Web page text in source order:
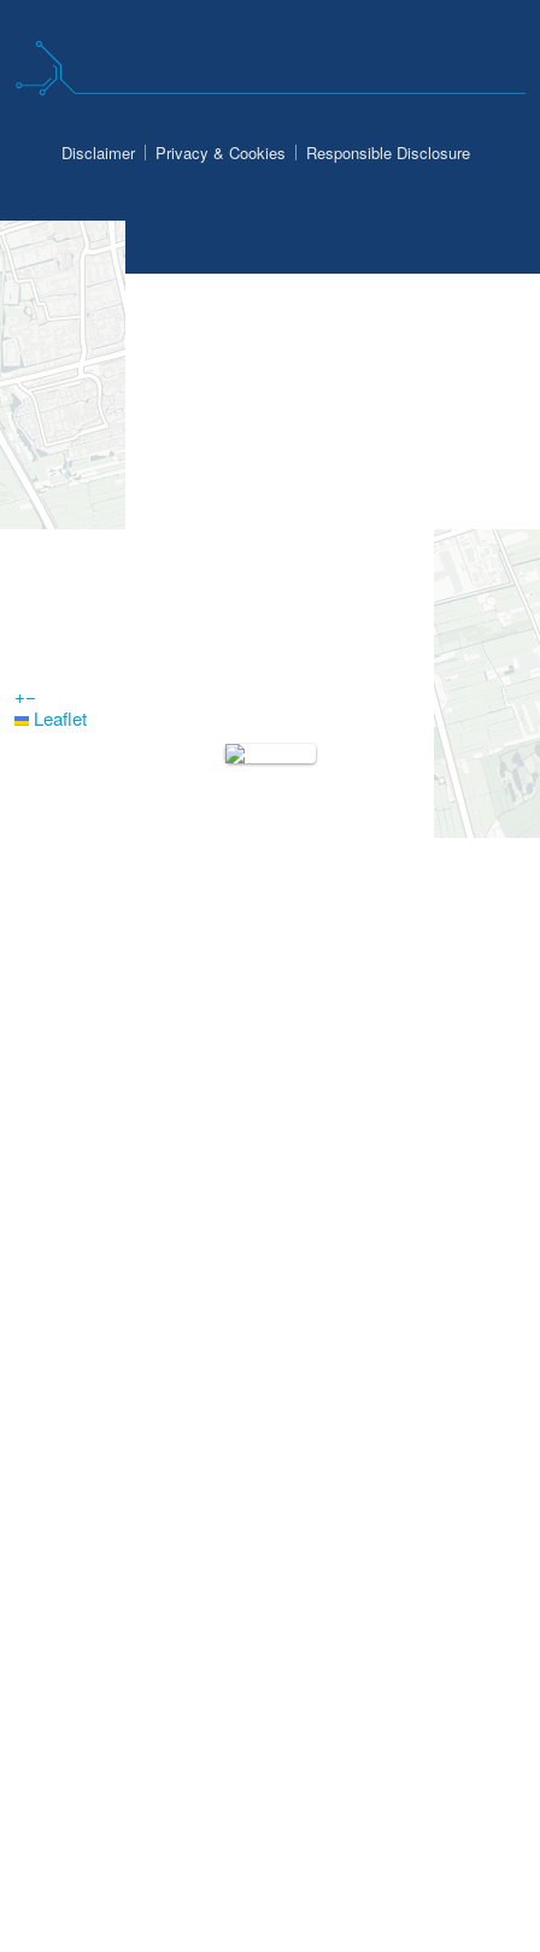
+−
Leaflet
Disclaimer Privacy & Cookies Responsible Disclosure